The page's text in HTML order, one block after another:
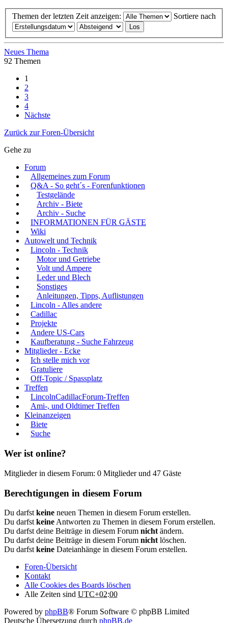
Themen der letzten Zeit anzeigen: Sortiere nach
Neues Thema
92 Themen
1
2
3
4
Nächste
Zurück zur Foren-Übersicht
Gehe zu
Forum
Allgemeines zum Forum
Q&A - So geht´s - Forenfunktionen
Testgelände
Archiv - Biete
Archiv - Suche
INFORMATIONEN FÜR GÄSTE
Wiki
Autowelt und Technik
Lincoln - Technik
Motor und Getriebe
Volt und Ampere
Leder und Blech
Sonstiges
Anleitungen, Tipps, Auflistungen
Lincoln - Alles andere
Cadillac
Projekte
Andere US-Cars
Kaufberatung - Suche Fahrzeug
Mitglieder - Ecke
Ich stelle mich vor
Gratuliere
Off-Topic / Spassplatz
Treffen
LincolnCadillacForum-Treffen
Ami-, und Oldtimer Treffen
Kleinanzeigen
Biete
Suche
Wer ist online?
Mitglieder in diesem Forum: 0 Mitglieder und 47 Gäste
Berechtigungen in diesem Forum
Du darfst keine neuen Themen in diesem Forum erstellen.
Du darfst keine Antworten zu Themen in diesem Forum erstellen.
Du darfst deine Beiträge in diesem Forum nicht ändern.
Du darfst deine Beiträge in diesem Forum nicht löschen.
Du darfst keine Dateianhänge in diesem Forum erstellen.
Foren-Übersicht
Kontakt
Alle Cookies des Boards löschen
Alle Zeiten sind UTC+02:00
Powered by phpBB® Forum Software © phpBB Limited
Deutsche Übersetzung durch phpBB.de